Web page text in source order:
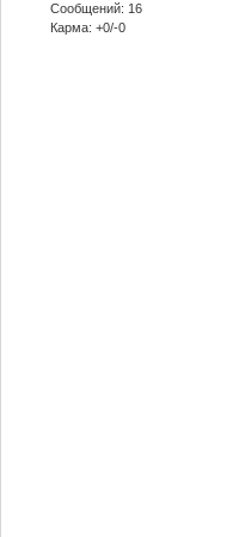
Сообщений: 16
Карма: +0/-0